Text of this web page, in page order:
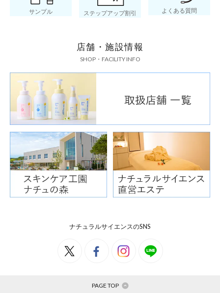
サンプル ステップアップ割引 よくある質問
店舗・施設情報
SHOP・FACILITY INFO
ナチュラルサイエンスのSNS
PAGE TOP